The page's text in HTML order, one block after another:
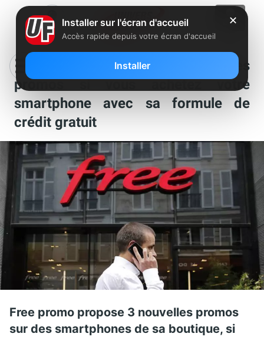
Free Mobile lance de nouvelles
promos si vous achetez votre
smartphone avec sa formule de
crédit gratuit
Free promo propose 3 nouvelles promos
sur des smartphones de sa boutique, si
✕
Installer sur l'écran d'accueil
Accès rapide depuis votre écran d'accueil
Installer